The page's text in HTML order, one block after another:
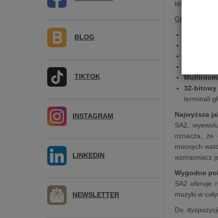
telewizora, a
Główne
Multiroom
32-bitowy
terminali
Najwyższa
SA2,
oznacza, że
mocnych
wzmacniacz
Wygodne
SA2 oferuje
muzyki w
Do
BLOG
TIKTOK
INSTAGRAM
LINKEDIN
NEWSLETTER